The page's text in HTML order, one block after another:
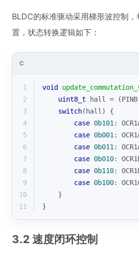
BLDC的标准驱动采用梯形波控制
置，状态转换逻辑如下：
C
1 void
2
uint8_t hall = (PINB
3
switch(hall) {
4
case 0b101 :
5
case 0b001 :
6
case 0b011 :
7
case 0b010:
8
case 0b110:
9
case 0b100:
10
    }
11
}
3.2 速度闭环控制